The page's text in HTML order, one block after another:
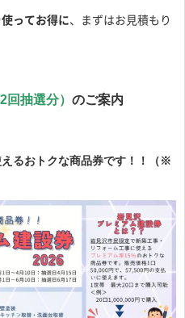
使ってお得に、まずはお見積もり
抽選分） のご案内
るおトクな商品券です！！（※